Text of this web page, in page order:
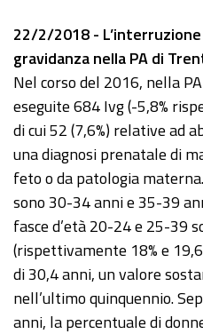
22/2/2018 -
gravidanza nella PA di
Nel corso del 2016, nella
eseguite 684 Ivg (-5,8%
di cui 52 (7,6%) relative ad
una diagnosi prenatale di
feto o da patologia
sono 30-34 anni e 35-39
fasce d’età 20-24 e 25-39
(rispettivamente 18% e
di 30,4 anni, un valore
nell’ultimo quinquennio.
anni, la percentuale di